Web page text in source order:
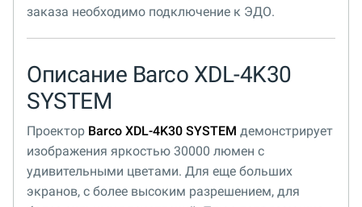
заказа необходимо подключение к ЭДО.
Описание Barco XDL-4K30
SYSTEM
Проектор Barco XDL-4K30 SYSTEM демонстрирует
изображения яркостью 30000 люмен с
удивительными цветами. Для еще больших
экранов, с более высоким разрешением, для